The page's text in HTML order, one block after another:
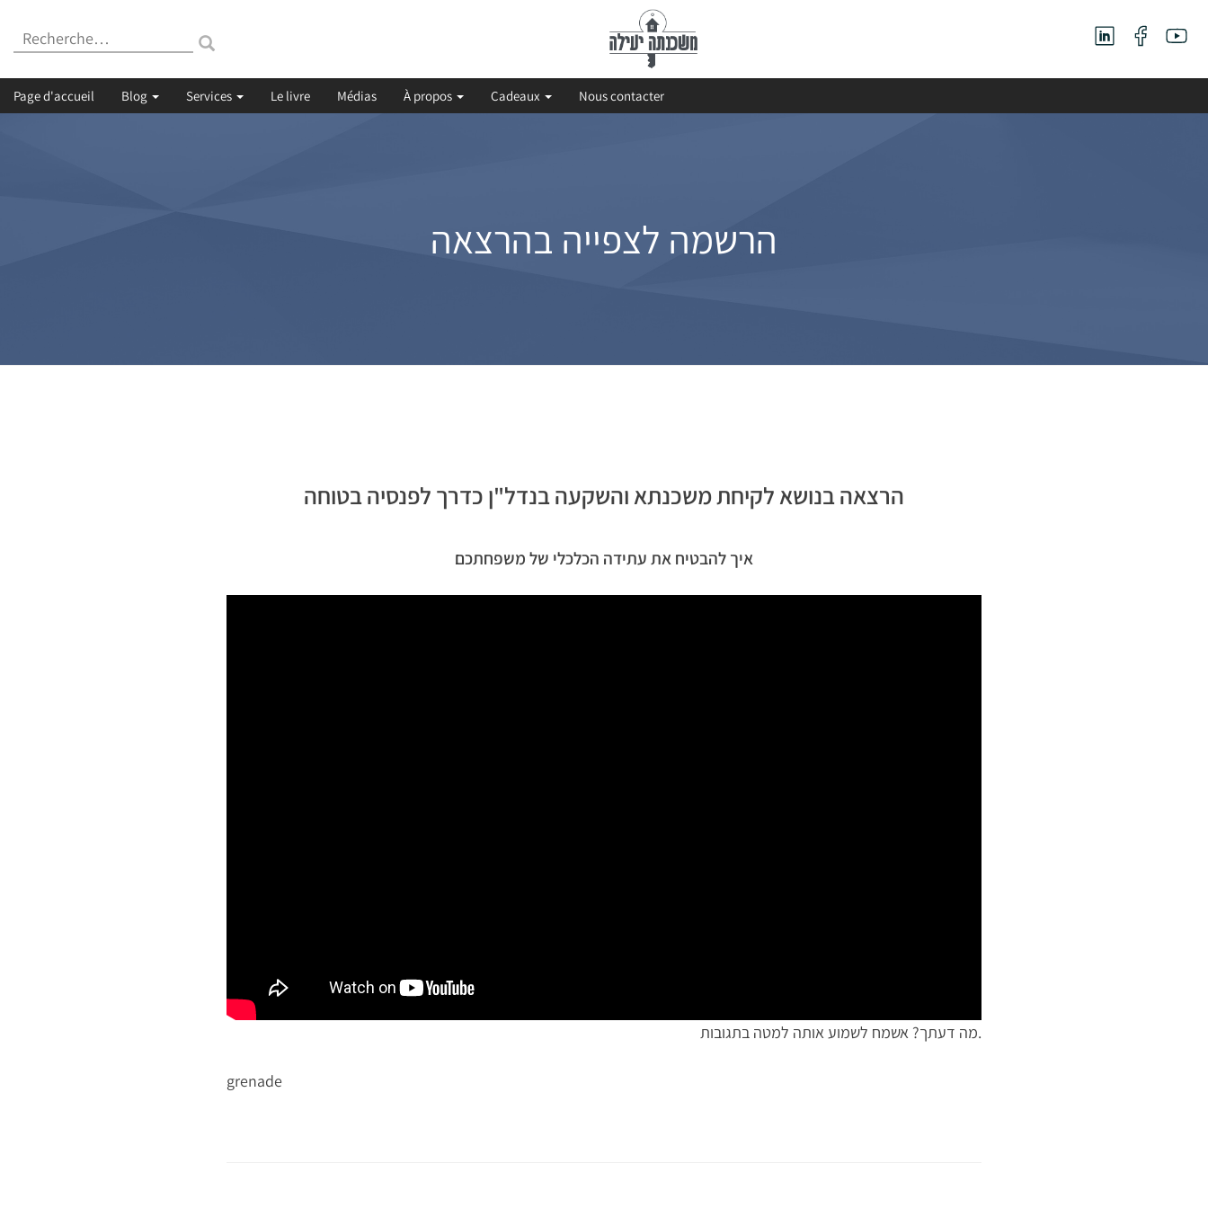
Recherche
Page d'accueil Blog Services Le livre Médias À propos Cadeaux Nous contacter
הרשמה לצפייה בהרצאה
הרצאה בנושא לקיחת משכנתא והשקעה בנדל"ן כדרך לפנסיה בטוחה
איך להבטיח את עתידה הכלכלי של משפחתכם
מה דעתך? אשמח לשמוע אותה למטה בתגובות.
grenade